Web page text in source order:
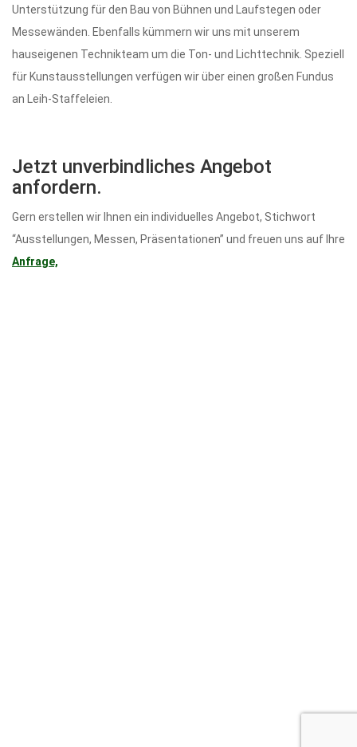
Unterstützung für den Bau von Bühnen und Laufstegen oder
Messewänden. Ebenfalls kümmern wir uns mit unserem
hauseigenen Technikteam um die Ton- und Lichttechnik. Speziell
für Kunstausstellungen verfügen wir über einen großen Fundus
an Leih-Staffeleien.
Jetzt unverbindliches Angebot
anfordern.
Gern erstellen wir Ihnen ein individuelles Angebot, Stichwort
“Ausstellungen, Messen, Präsentationen” und freuen uns auf Ihre
Anfrage,